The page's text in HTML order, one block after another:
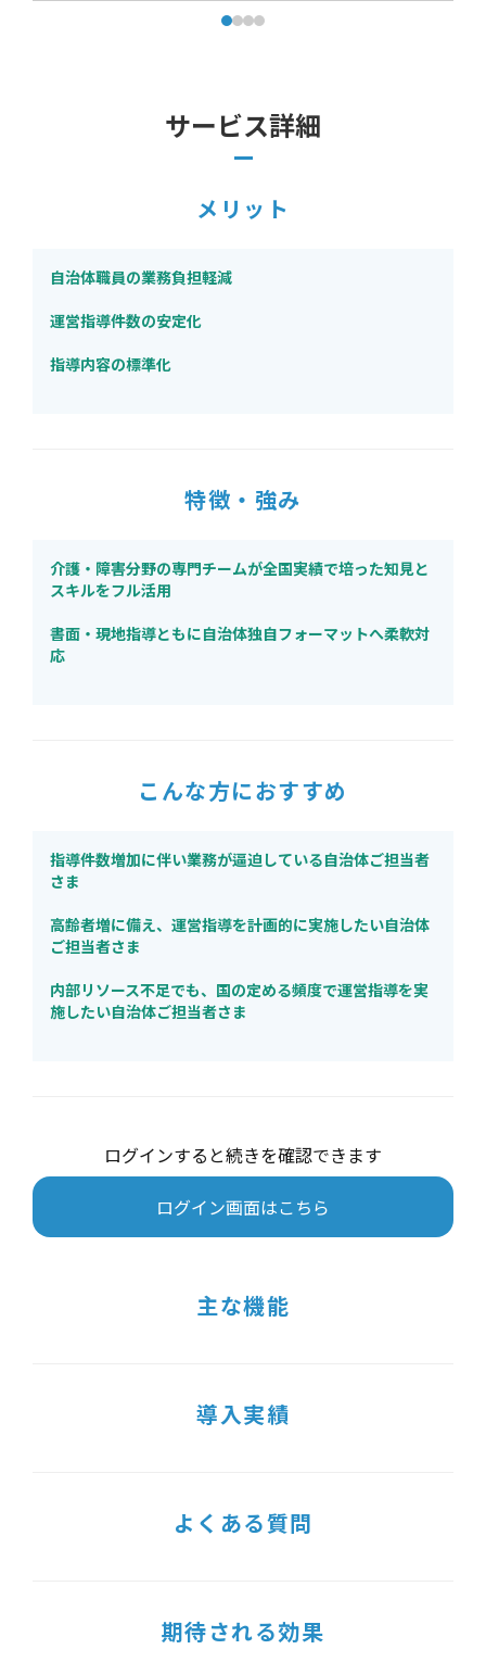
サービス詳細
メリット
自治体職員の業務負担軽減
運営指導件数の安定化
指導内容の標準化
特徴・強み
介護・障害分野の専門チームが全国実績で培った知見と
スキルをフル活用
書面・現地指導ともに自治体独自フォーマットへ柔軟対
応
こんな方におすすめ
指導件数増加に伴い業務が逼迫している自治体ご担当者
さま
高齢者増に備え、運営指導を計画的に実施したい自治体
ご担当者さま
内部リソース不足でも、国の定める頻度で運営指導を実
施したい自治体ご担当者さま
ログインすると続きを確認できます
ログイン画面はこちら
主な機能
導入実績
よくある質問
期待される効果